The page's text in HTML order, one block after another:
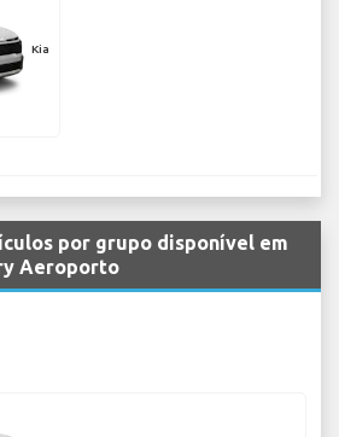
Kia
por grupo disponível em
Aeroporto